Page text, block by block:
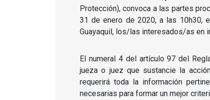
Protección), convoca a las partes
31 de enero de 2020, a las 10h30,
Guayaquil, los/las interesados/as en
El numeral 4 del artículo 97 del
jueza o juez que sustancie la
requerirá toda la información
necesarias para formar un mejor